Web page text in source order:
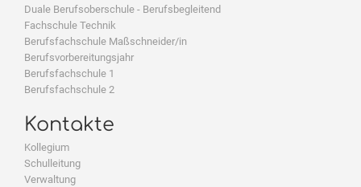
Duale Berufsoberschule - Berufsbegleitend
Fachschule Technik
Berufsfachschule Maßschneider/in
Berufsvorbereitungsjahr
Berufsfachschule 1
Berufsfachschule 2
Kontakte
Kollegium
Schulleitung
Verwaltung